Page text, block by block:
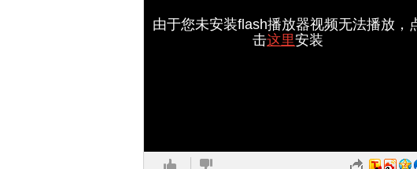
由于您未安装flash播放器视频无法播放，
击这里安装